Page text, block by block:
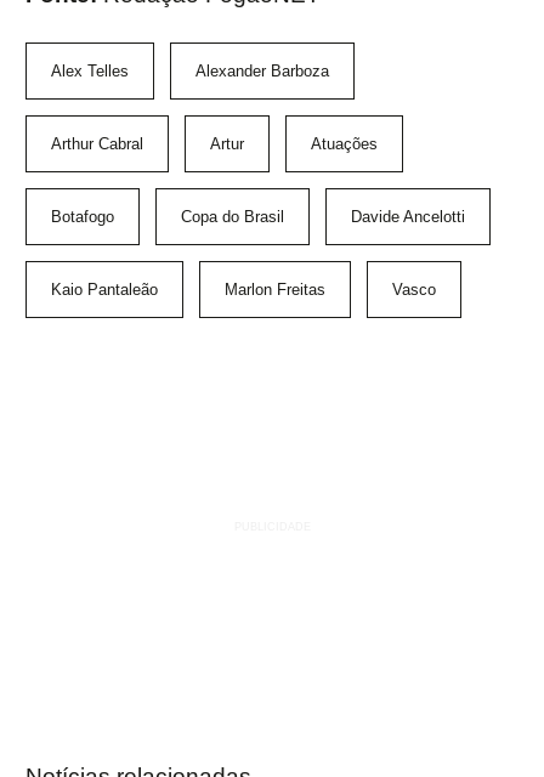
Alex Telles Alexander Barboza
Arthur Cabral Artur Atuações
Botafogo Copa do Brasil Davide Ancelotti
Kaio Pantaleão Marlon Freitas Vasco